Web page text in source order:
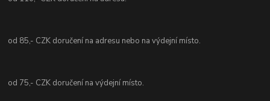
od 85,- CZK doručení na adresu nebo na výdejní místo.
od 75,- CZK doručení na výdejní místo.